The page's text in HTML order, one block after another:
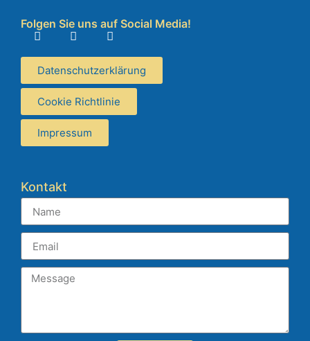
Folgen Sie uns auf Social Media!
Datenschutzerklärung
Cookie Richtlinie
Impressum
Kontakt